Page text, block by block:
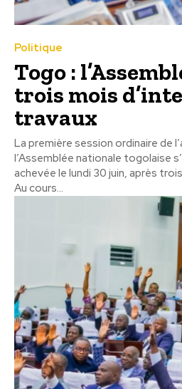
Politique
Togo :
trois mois
travaux
La première session ordinaire de
l’Assemblée nationale togolaise
achevée le lundi 30 juin, après
Au cours...